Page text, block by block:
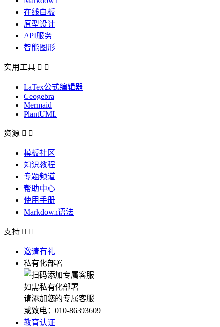
在线白板
原型设计
API服务
智能图形
实用工具  
LaTex公式编辑器
Geogebra
Mermaid
PlantUML
资源  
模板社区
知识教程
专题频道
帮助中心
使用手册
Markdown语法
支持  
邀请有礼
私有化部署
如需私有化部署
请添加您的专属客服
或致电：010-86393609
教育认证